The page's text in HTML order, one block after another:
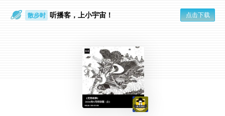
散步时 听播客，上小宇宙！ 点击下载